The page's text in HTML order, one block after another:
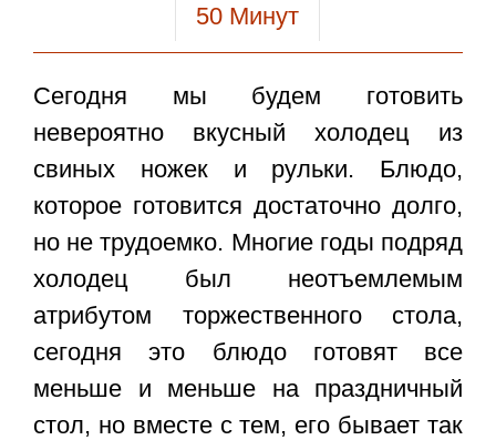
50 Минут
Сегодня мы будем готовить
невероятно вкусный холодец из
свиных ножек и рульки. Блюдо,
которое готовится достаточно долго,
но не трудоемко. Многие годы подряд
холодец был неотъемлемым
атрибутом торжественного стола,
сегодня это блюдо готовят все
меньше и меньше на праздничный
стол, но вместе с тем, его бывает так